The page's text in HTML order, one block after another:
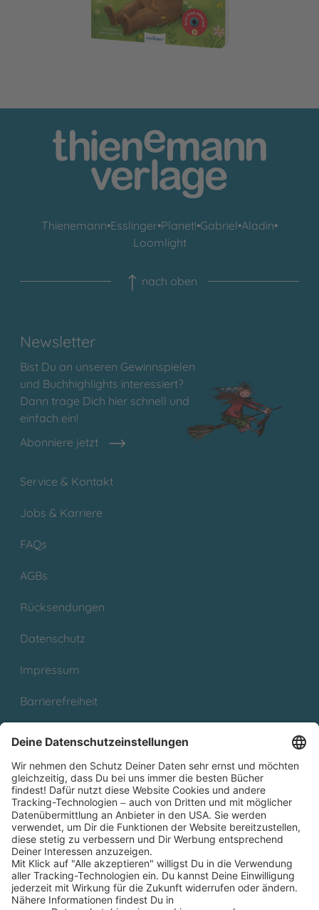
Thienemann•Esslinger•Planet!•Gabriel•Aladin•
Loomlight
nach oben
Newsletter
Bist Du an unseren Gewinnspielen
und Buchhighlights interessiert?
Dann trage Dich hier schnell und
einfach ein!
Abonniere jetzt
Service & Kontakt
Jobs & Karriere
FAQs
AGBs
Rücksendungen
Datenschutz
Impressum
Barrierefreiheit
Partnerprogramm (Affiliate)
Folge uns auf
* Versandkostenfrei ab 9,00 € Bestellwert innerhalb
Deutschlands